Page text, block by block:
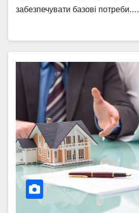
забезпечувати базові потреби.…